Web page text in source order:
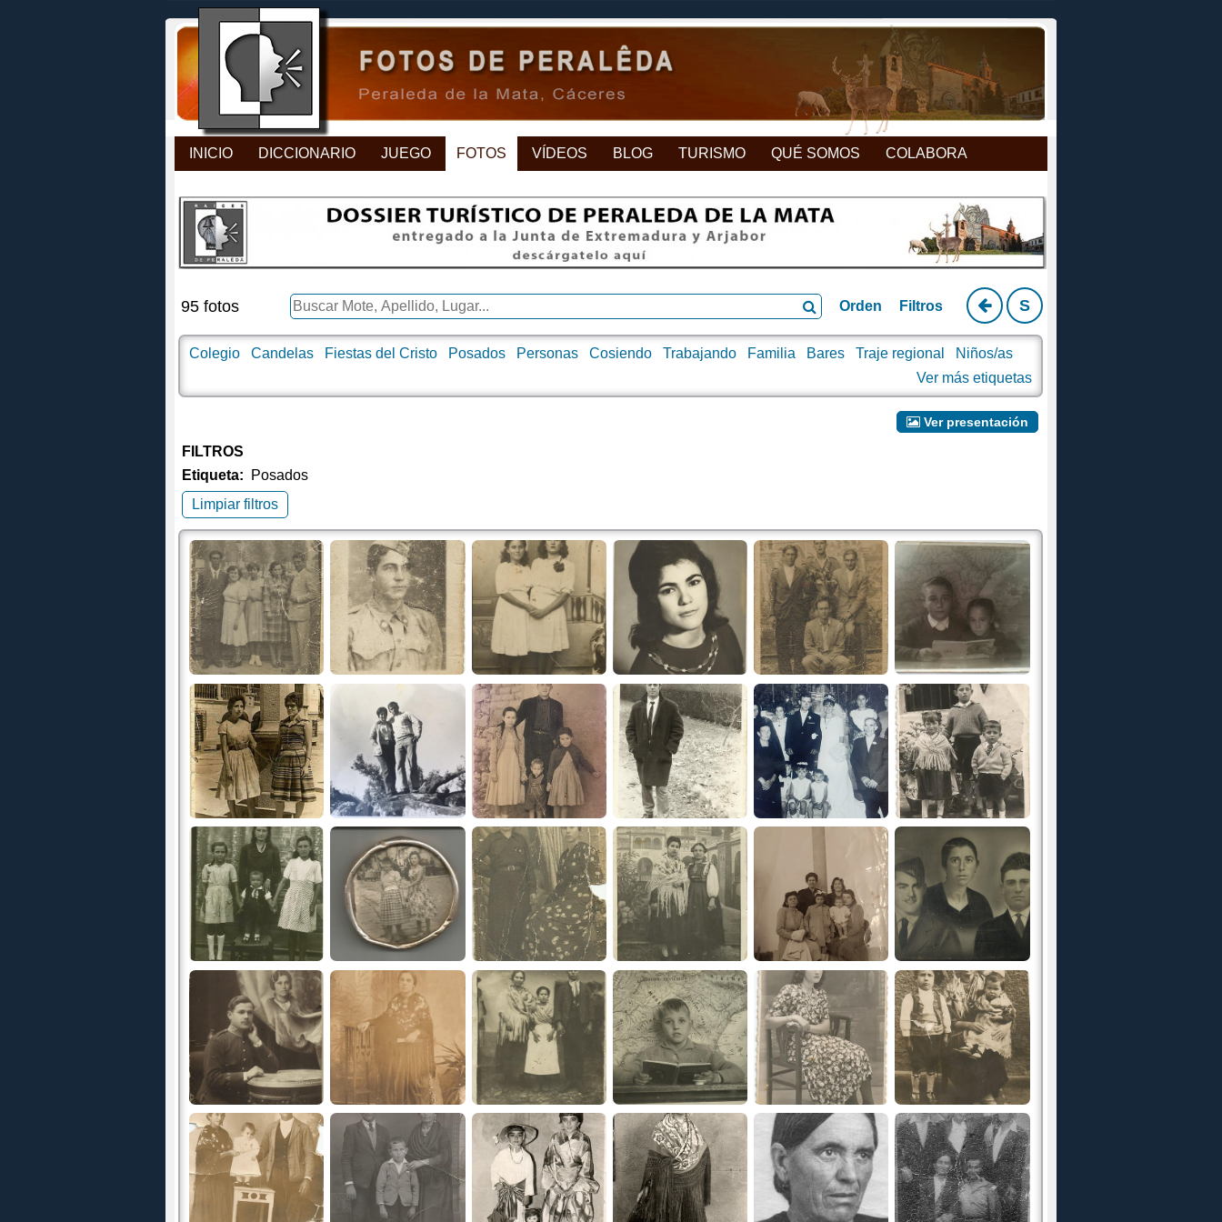
INICIO DICCIONARIO JUEGO FOTOS VÍDEOS BLOG TURISMO QUÉ SOMOS COLABORA
95 fotos Orden Filtros S
Colegio Candelas Fiestas del Cristo Posados Personas Cosiendo Trabajando Familia Bares Traje regional
Niños/as
Carnavales
Amigos/as
En la plaza
Ver más etiquetas
Ver presentación
FILTROS
Etiqueta:
Posados
Limpiar filtros